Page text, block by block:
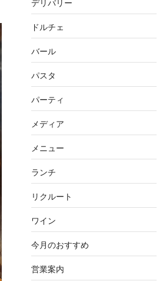
デリバリー
ドルチェ
バール
パスタ
パーティ
メディア
メニュー
ランチ
リクルート
ワイン
今月のおすすめ
営業案内